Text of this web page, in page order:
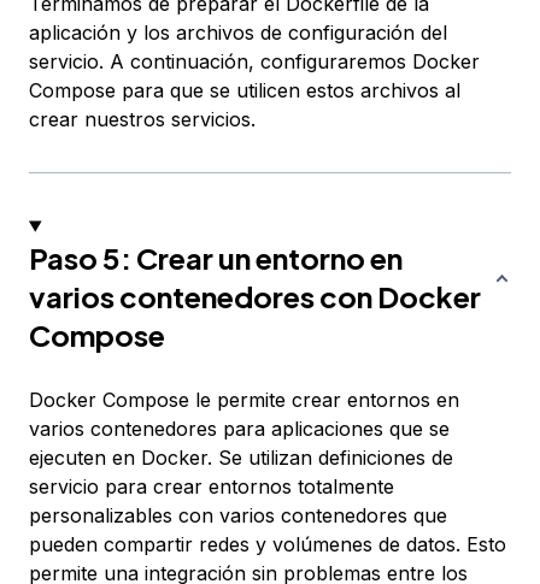
aplicación y los archivos de configuración del
servicio. A continuación, configuraremos Docker
Compose para que se utilicen estos archivos al
crear nuestros servicios.
Paso 5: Crear un entorno en
varios contenedores con Docker
Compose
Docker Compose le permite crear entornos en
varios contenedores para aplicaciones que se
ejecuten en Docker. Se utilizan definiciones de
servicio para crear entornos totalmente
personalizables con varios contenedores que
pueden compartir redes y volúmenes de datos. Esto
permite una integración sin problemas entre los